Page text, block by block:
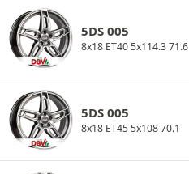
5DS 005
8x18 ET40 5x114.3 71.6
5DS 005
8x18 ET45 5x108 70.1